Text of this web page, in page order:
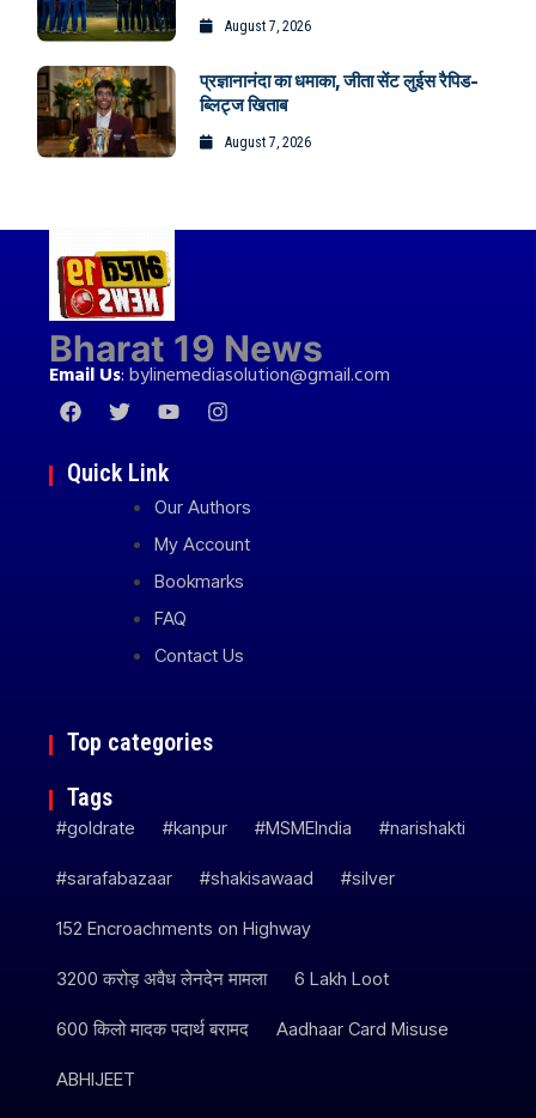
August 7, 2026
प्रज्ञानानंदा का धमाका, जीता सेंट लुईस रैपिड-
ब्लिट्ज खिताब
August 7, 2026
Bharat 19 News
Email Us:bylinemediasolution@gmail.com
Quick Link
Our Authors
My Account
Bookmarks
FAQ
Contact Us
Top categories
Tags
#goldrate #kanpur #MSMEIndia #narishakti
#sarafabazaar #shakisawaad #silver
152 Encroachments on Highway
3200 करोड़ अवैध लेनदेन मामला 6 Lakh Loot
600 किलो मादक पदार्थ बरामद Aadhaar Card Misuse
ABHIJEET